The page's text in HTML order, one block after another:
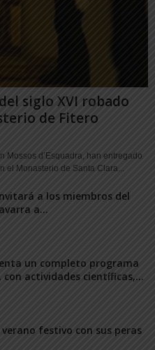
siglo XVI robado
de Fitero
Mossos d’Esquadra, han entregado
el Monasterio de Santa Clara...
a los miembros del
a...
un completo programa
con actividades científicas,...
festivo con sus peras